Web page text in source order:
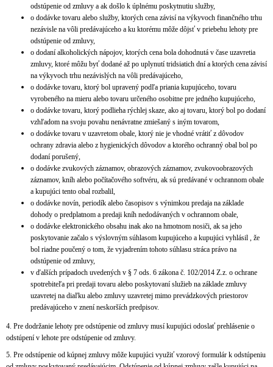
odstúpenie od zmluvy a ak došlo k úplnému poskytnutiu služby,
o dodávke tovaru alebo služby, ktorých cena závisí na výkyvoch finančného trhu
nezávisle na vôli predávajúceho a ku ktorému môže dôjsť v priebehu lehoty pre
odstúpenie od zmluvy,
o dodaní alkoholických nápojov, ktorých cena bola dohodnutá v čase uzavretia
zmluvy, ktoré môžu byť dodané až po uplynutí tridsiatich dní a ktorých cena závisí
na výkyvoch trhu nezávislých na vôli predávajúceho,
o dodávke tovaru, ktorý bol upravený podľa priania kupujúceho, tovaru
vyrobeného na mieru alebo tovaru určeného osobitne pre jedného kupujúceho,
o dodávke tovaru, ktorý podlieha rýchlej skaze, ako aj tovaru, ktorý bol po dodaní
vzhľadom na svoju povahu nenávratne zmiešaný s iným tovarom,
o dodávke tovaru v uzavretom obale, ktorý nie je vhodné vrátiť z dôvodov
ochrany zdravia alebo z hygienických dôvodov a ktorého ochranný obal bol po
dodaní porušený,
o dodávke zvukových záznamov, obrazových záznamov, zvukovoobrazových
záznamov, kníh alebo počítačového softvéru, ak sú predávané v ochrannom obale
a kupujúci tento obal rozbalil,
o dodávke novín, periodík alebo časopisov s výnimkou predaja na základe
dohody o predplatnom a predaji kníh nedodávaných v ochrannom obale,
o dodávke elektronického obsahu inak ako na hmotnom nosiči, ak sa jeho
poskytovanie začalo s výslovným súhlasom kupujúceho a kupujúci vyhlásil , že
bol riadne poučený o tom, že vyjadrením tohoto súhlasu stráca právo na
odstúpenie od zmluvy,
v ďalších prípadoch uvedených v § 7 ods. 6 zákona č. 102/2014 Z.z. o ochrane
spotrebiteľa pri predaji tovaru alebo poskytovaní služieb na základe zmluvy
uzavretej na diaľku alebo zmluvy uzavretej mimo prevádzkových priestorov
predávajúceho v znení neskorších predpisov.
4. Pre dodržanie lehoty pre odstúpenie od zmluvy musí kupujúci odoslať prehlásenie o
odstúpení v lehote pre odstúpenie od zmluvy.
5. Pre odstúpenie od kúpnej zmluvy môže kupujúci využiť vzorový formulár k odstúpeniu